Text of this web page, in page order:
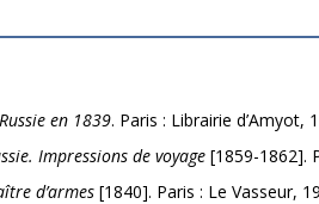
en 1839. Paris : Librairie d’Amyot,
Impressions de voyage [1859-1862].
d’armes [1840]. Paris : Le Vasseur,